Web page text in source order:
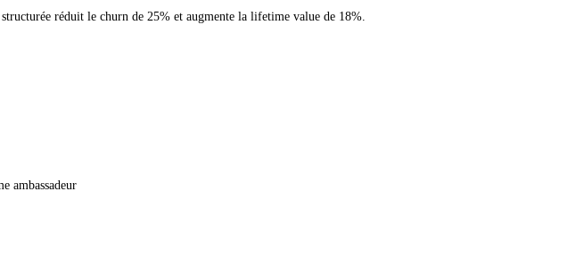
réduit le churn de 25% et augmente la lifetime value de 18%.
ambassadeur